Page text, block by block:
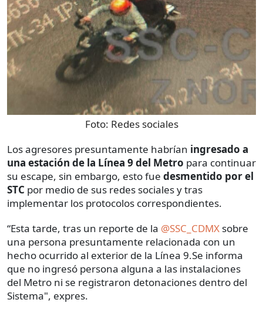
Foto: Redes sociales
Los agresores presuntamente habrían ingresado a
una estación de la Línea 9 del Metro para continuar
su escape, sin embargo, esto fue desmentido por el
STC por medio de sus redes sociales y tras
implementar los protocolos correspondientes.
“Esta tarde, tras un reporte de la @SSC_CDMX sobre
una persona presuntamente relacionada con un
hecho ocurrido al exterior de la Línea 9.Se informa
que no ingresó persona alguna a las instalaciones
del Metro ni se registraron detonaciones dentro del
Sistema", expres.